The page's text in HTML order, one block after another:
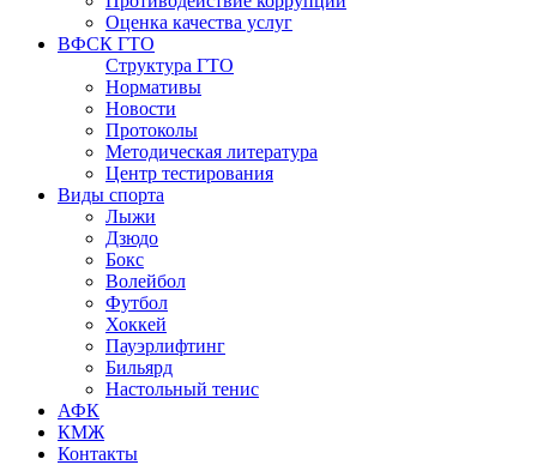
Оценка качества услуг
ВФСК ГТО
Структура ГТО
Нормативы
Новости
Протоколы
Методическая литература
Центр тестирования
Виды спорта
Лыжи
Дзюдо
Бокс
Волейбол
Футбол
Хоккей
Пауэрлифтинг
Бильярд
Настольный тенис
АФК
КМЖ
Контакты